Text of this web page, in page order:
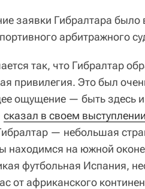
заявки Гибралтара было
арбитражного
так, что Гибралтар
привилегия. Это был
ощущение — быть здесь и
сказал в своем
— небольшая
находимся на южной
футбольная Испания,
от африканского